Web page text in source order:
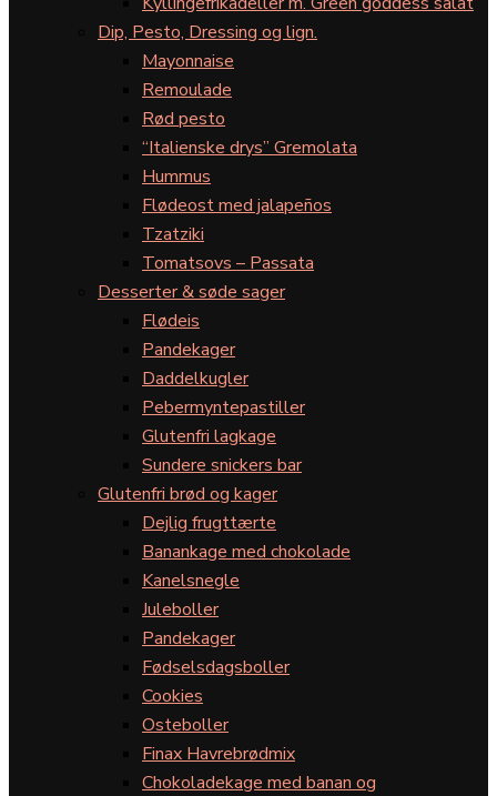
Dip, Pesto, Dressing og lign.
Mayonnaise
Remoulade
Rød pesto
“Italienske drys” Gremolata
Hummus
Flødeost med jalapeños
Tzatziki
Tomatsovs – Passata
Desserter & søde sager
Flødeis
Pandekager
Daddelkugler
Pebermyntepastiller
Glutenfri lagkage
Sundere snickers bar
Glutenfri brød og kager
Dejlig frugttærte
Banankage med chokolade
Kanelsnegle
Juleboller
Pandekager
Fødselsdagsboller
Cookies
Osteboller
Finax Havrebrødmix
Chokoladekage med banan og